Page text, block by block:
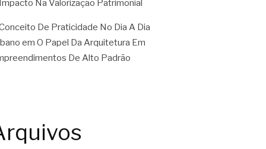
Na Valorização Patrimonial
De Praticidade No Dia A Dia
em O Papel Da Arquitetura Em
De Alto Padrão